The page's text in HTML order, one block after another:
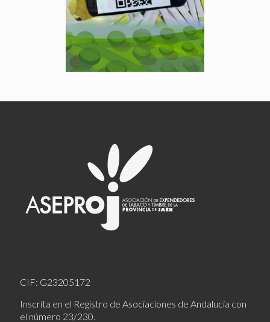
CIF: G23205172
Inscrita en el Registro de Asociaciones de Andalucía con
el número 23/230.